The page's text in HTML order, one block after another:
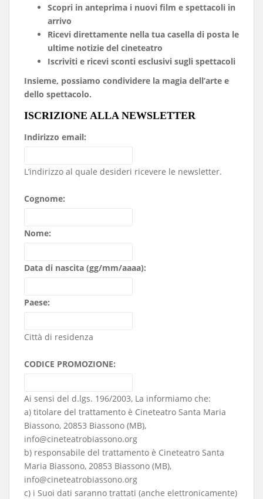
Scopri in anteprima i nuovi film e spettacoli in
arrivo
Ricevi direttamente nella tua casella di posta le
ultime notizie del cineteatro
Iscriviti e ricevi sconti esclusivi sugli spettacoli
Insieme, possiamo condividere la magia dell’arte e
dello spettacolo.
ISCRIZIONE ALLA NEWSLETTER
Indirizzo email:
L’indirizzo al quale desideri ricevere le newsletter.
Cognome:
Nome:
Data di nascita (gg/mm/aaaa):
Paese:
Città di residenza
CODICE PROMOZIONE:
Ai sensi del d.lgs. 196/2003, La informiamo che:
a) titolare del trattamento è Cineteatro Santa Maria
Biassono, 20853 Biassono (MB),
info@cineteatrobiassono.org
b) responsabile del trattamento è Cineteatro Santa
Maria Biassono, 20853 Biassono (MB),
info@cineteatrobiassono.org
c) i Suoi dati saranno trattati (anche elettronicamente)